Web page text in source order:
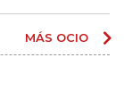
MÁS OCIO